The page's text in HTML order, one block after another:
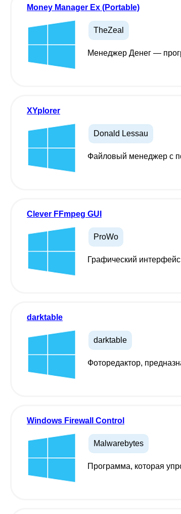
Money Manager Ex (Portable)
TheZeal
Менеджер Денег —
XYplorer
Donald Lessau
Файловый менеджер с
Clever FFmpeg GUI
ProWo
Графический
darktable
darktable
Фоторедактор,
Windows Firewall Control
Malwarebytes
Программа, которая